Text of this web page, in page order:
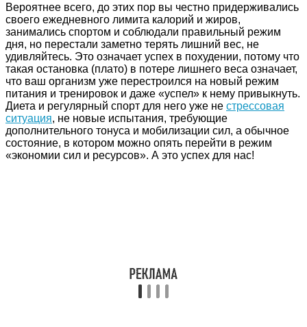
Вероятнее всего, до этих пор вы честно придерживались
своего ежедневного лимита калорий и жиров,
занимались спортом и соблюдали правильный режим
дня, но перестали заметно терять лишний вес, не
удивляйтесь. Это означает успех в похудении, потому что
такая остановка (плато) в потере лишнего веса означает,
что ваш организм уже перестроился на новый режим
питания и тренировок и даже «успел» к нему привыкнуть.
Диета и регулярный спорт для него уже не стрессовая
ситуация, не новые испытания, требующие
дополнительного тонуса и мобилизации сил, а обычное
состояние, в котором можно опять перейти в режим
«экономии сил и ресурсов». А это успех для нас!